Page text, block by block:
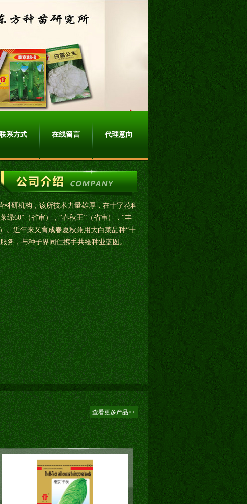
系方式 在线留言 代理意向
研机构，该所技术力量雄厚，在十字花科
绿60”（省审），“春秋王”（省审），“丰
。近年来又育成春夏秋兼用大白菜品种“十
务，与种子界同仁携手共绘种业蓝图。...
查看更多产品>>